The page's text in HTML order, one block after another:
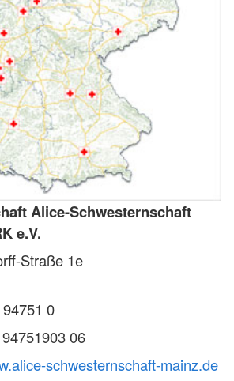
Alice-Schwesternschaft
e.V.
Straße 1e
0
06
schwesternschaft-mainz.de